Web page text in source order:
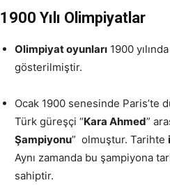
1900 Yılı Olimpiyatlar
Olimpiyat oyunları 1900
gösterilmiştir.
Ocak 1900 senesinde Paris’te
Türk güreşçi “Kara Ahmed”
Şampiyonu” olmuştur. Tarihte
Aynı zamanda bu şampiyona
sahiptir.